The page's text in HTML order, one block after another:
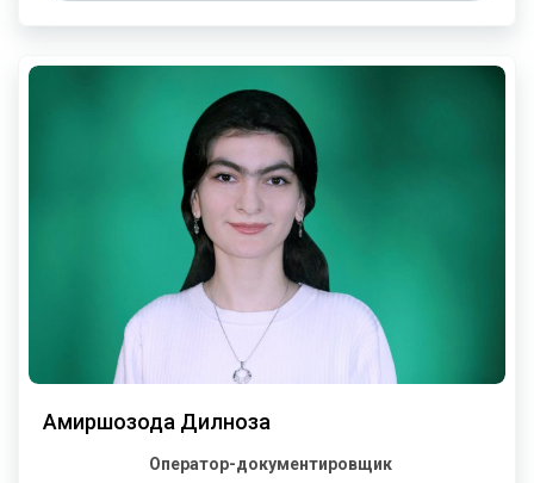
Амиршозода Дилноза
Оператор-документировщик